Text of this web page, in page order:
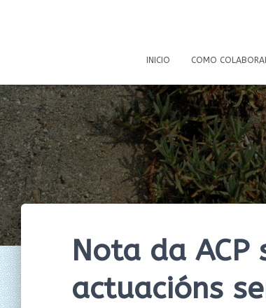
INICIO COMO
Nota da
actuacións